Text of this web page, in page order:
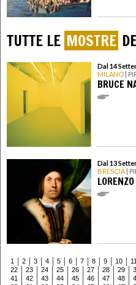
TUTTE LE MOSTRE
Dal 14
MILANO |
BRUCE
Dal 13
BRESCIA |
1 2 3 4 5 6 7 8 9 10 11
22
23 24 25 26 27 28 29
41
42 43 44 45 46 47 48